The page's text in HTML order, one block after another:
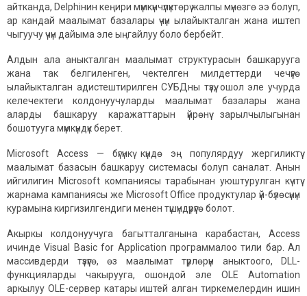
айтканда, Delphiнин кеңири мүмкүнчүлүктөрү жалпы мүнөзгө ээ болуп,
ар кандай маалымат базалары үчүн ылайыкталган жана иштеп
чыгуучу үчүн дайыма эле ыңгайлуу боло бербейт.
Алдын ала аныкталган маалымат структурасын башкарууга
жана так белгиленген, чектелген милдеттерди чечүүгө
ылайыкталган адистештирилген СУБДны түзүү, ошол эле учурда
келечектеги колдонуучуларды маалымат базалары жана
аларды башкаруу каражаттарын үйрөнүү зарылчылыгынан
бошотууга мүмкүндүк берет.
Microsoft Access — бүгүнкү күндө эң популярдуу жергиликтүү
маалымат базасын башкаруу системасы болуп саналат. Анын
ийгилигин Microsoft компаниясы тарабынан уюштурулган күчтүү
жарнама кампаниясы же Microsoft Office продуктулар үй-бүлөсүнүн
курамына киргизилгендиги менен түшүндүрүүгө болот.
Акыркы колдонуучуга багытталганына карабастан, Access
ичинде Visual Basic for Application программалоо тили бар. Ал
массивдерди түзүүгө, өз маалымат түрлөрүн аныктоого, DLL-
функцияларды чакырууга, ошондой эле OLE Automation
аркылуу OLE-сервер катары иштей алган тиркемелердин ишин